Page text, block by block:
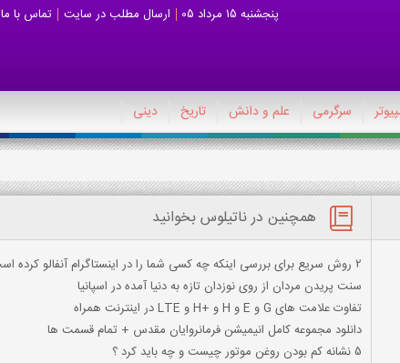
پنجشنبه 15 مرداد 05 ارسال مطلب در سایت تماس با ما
سرگرمی علم و دانش تاریخ دینی
همچنین در ناتیلوس بخوانید
2 روش سریع برای بررسی اینکه چه کسی شما را در اینستاگرام آنفالو کرده است؟
سنت پریدن مردان از روی نوزدان تازه به دنیا آمده در اسپانیا
تفاوت علامت های G و E و H و +H و LTE در اینترنت همراه
دانلود مجموعه کامل انیمیشن فرمانروایان مقدس + تمام قسمت ها
5 نشانه کم بودن روغن موتور چیست و چه باید کرد ؟